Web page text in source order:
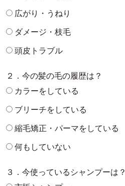
広がり・うねり
ダメージ・枝毛
頭皮トラブル
２．今の髪の毛の履歴は？
カラーをしている
ブリーチをしている
縮毛矯正・パーマをしている
何もしていない
３．今使っているシャンプーは？